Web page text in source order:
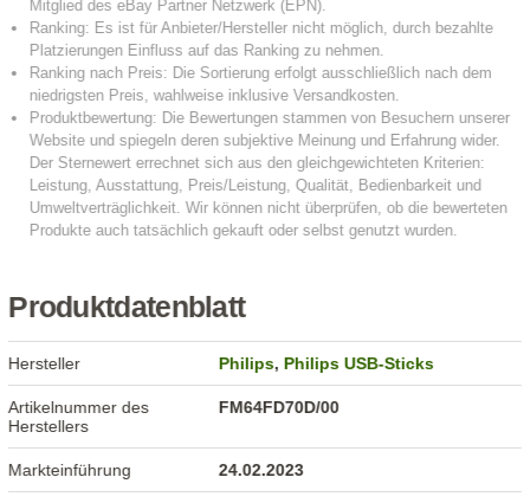
Produktdatenblatt
Hersteller Philips,Philips USB-Sticks
Artikelnummer des
Herstellers
FM64FD70D/00
Markteinführung 24.02.2023